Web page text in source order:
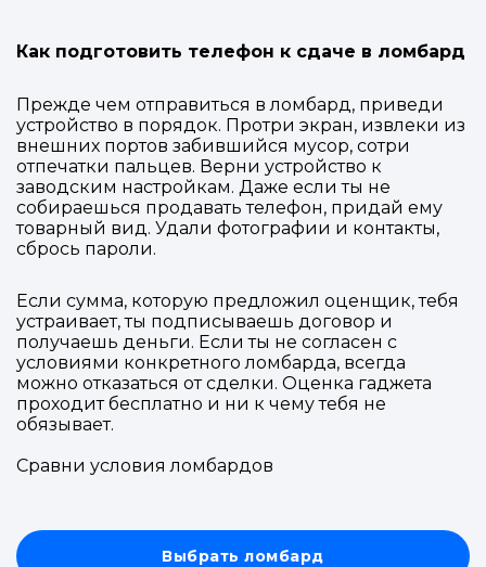
Войти в
профиль
Мы отправим код для входа на ваш
номер телефона.
Отправить код
Подать заявку
Отправьте заявку через мессенджер-бот — магазины
увидят её и пришлют предложения. Фото, описание и
AI-оценка прямо в чате.
Telegram
ВКонтакте
или подайте через форму на сайте
Войти в ЛК и заполнить форму
Подать заявку
Отправьте заявку через мессенджер-бот — магазины
увидят её и пришлют предложения. Фото, описание и
AI-оценка прямо в чате.
Telegram
ВКонтакте
или подайте через форму на сайте
Войти в ЛК и заполнить форму
Как подготовить телефон к сдаче в ломбард
Прежде чем отправиться в ломбард, приведи
устройство в порядок. Протри экран, извлеки из
внешних портов забившийся мусор, сотри
отпечатки пальцев. Верни устройство к
заводским настройкам. Даже если ты не
собираешься продавать телефон, придай ему
товарный вид. Удали фотографии и контакты,
сбрось пароли.
Если сумма, которую предложил оценщик, тебя
устраивает, ты подписываешь договор и
получаешь деньги. Если ты не согласен с
условиями конкретного ломбарда, всегда
можно отказаться от сделки. Оценка гаджета
проходит бесплатно и ни к чему тебя не
обязывает.
Сравни условия ломбардов
Выбрать ломбард